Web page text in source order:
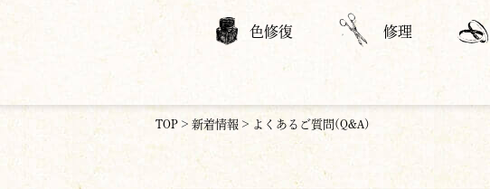
色修復 修理
TOP > 新着情報 > よくあるご質問(Q&A)